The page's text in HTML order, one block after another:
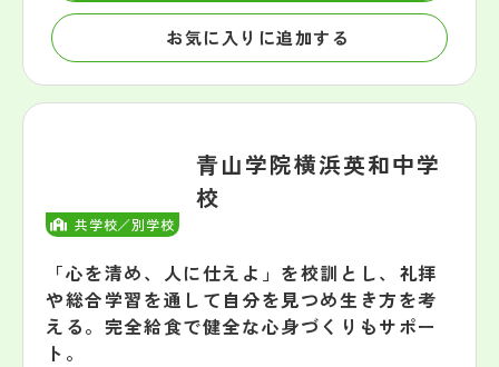
お気に入りに追加する
共学校／別学校
青山学院横浜英和中学
校
「心を清め、人に仕えよ」を校訓とし、礼拝
や総合学習を通して自分を見つめ生き方を考
える。完全給食で健全な心身づくりもサポー
ト。